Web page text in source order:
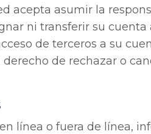
acepta asumir la
ni transferir su
de terceros a su
derecho de rechazar o
línea o fuera de línea,